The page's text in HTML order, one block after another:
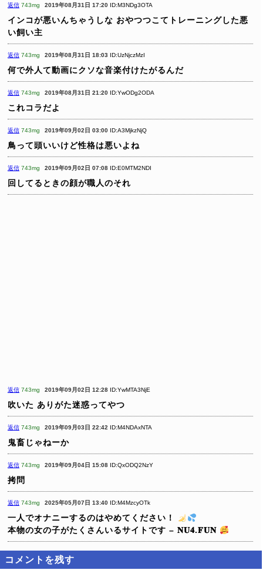
返信 743mg 2019年08月31日 17:20 ID:M3NDg3OTA
インコが悪いんちゃうしな おやつつこてトレーニングした悪
い飼い主
返信 743mg 2019年08月31日 18:03 ID:UzNjczMzI
何で外人て動画にクソな音楽付けたがるんだ
返信 743mg 2019年08月31日 21:20 ID:YwODg2ODA
これコラだよ
返信 743mg 2019年09月02日 03:00 ID:A3MjkzNjQ
鳥って頭いいけど性格は悪いよね
返信 743mg 2019年09月02日 07:08 ID:E0MTM2NDI
回してるときの顔が職人のそれ
返信 743mg 2019年09月02日 12:28 ID:YwMTA3NjE
吹いた ありがた迷惑ってやつ
返信 743mg 2019年09月03日 22:42 ID:M4NDAxNTA
鬼畜じゃねーか
返信 743mg 2019年09月04日 15:08 ID:QxODQ2NzY
拷問
返信 743mg 2025年05月07日 13:40 ID:M4MzcyOTk
一人でオナニーするのはやめてください！
本物の女の子がたくさんいるサイトです – 𝐍𝐔𝟒.𝐅𝐔𝐍
コメントを残す